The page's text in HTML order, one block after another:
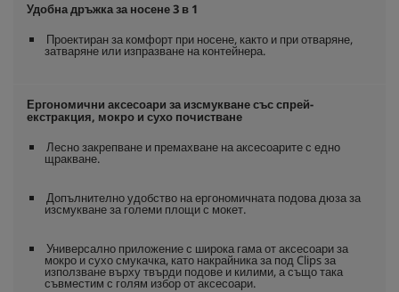
Удобна дръжка за носене 3 в 1
Проектиран за комфорт при носене, както и при отваряне,
затваряне или изпразване на контейнера.
Ергономични аксесоари за изсмукване със спрей-
екстракция, мокро и сухо почистване
Лесно закрепване и премахване на аксесоарите с едно
щракване.
Допълнително удобство на ергономичната подова дюза за
изсмукване за големи площи с мокет.
Универсално приложение с широка гама от аксесоари за
мокро и сухо смукачка, като накрайника за под Clips за
използване върху твърди подове и килими, а също така
съвместим с голям избор от аксесоари.